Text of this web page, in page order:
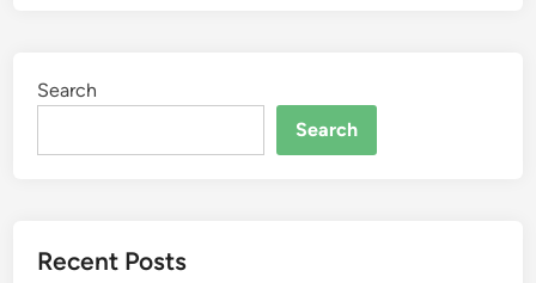
Search
Search
Recent Posts